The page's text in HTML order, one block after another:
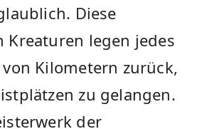
Diese
‍Kreaturen ‍legen jedes
von Kilometern zurück,
‌zu gelangen.
der